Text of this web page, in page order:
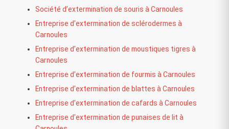
Société d’extermination de souris à Carnoules
Entreprise d’extermination de sclérodermes à
Carnoules
Entreprise d’extermination de moustiques tigres à
Carnoules
Entreprise d’extermination de fourmis à Carnoules
Entreprise d’extermination de blattes à Carnoules
Entreprise d’extermination de cafards à Carnoules
Entreprise d’extermination de punaises de lit à